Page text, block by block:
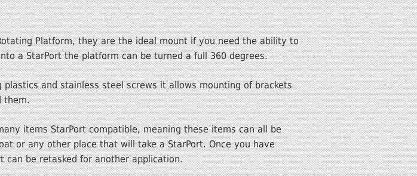
Platform, they are the ideal mount if you need the ability to
a StarPort the platform can be turned a full 360 degrees.
and stainless steel screws it allows mounting of brackets
them.
items StarPort compatible, meaning these items can all be
or any other place that will take a StarPort. Once you have
can be retasked for another application.